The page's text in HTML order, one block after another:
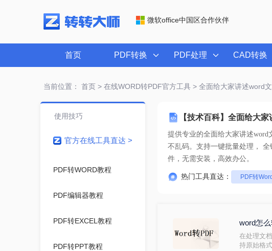
微软office中国区合作伙伴
首页 PDF转换 PDF处理 CAD转换
当前位置： 首页> 在线WORD转PDF官方工具> 全面给大家讲述word
【技术百科】全面给大
提供专业的全面给大家讲述word
不
件，无需安装，高效办公。
热门工具直达： PDF转Word
使用技巧
官方在线工具直达 >
PDF转WORD教程
PDF编辑器教程
PDF转EXCEL教程
PDF转PPT教程
word怎
在处理文
持原始格